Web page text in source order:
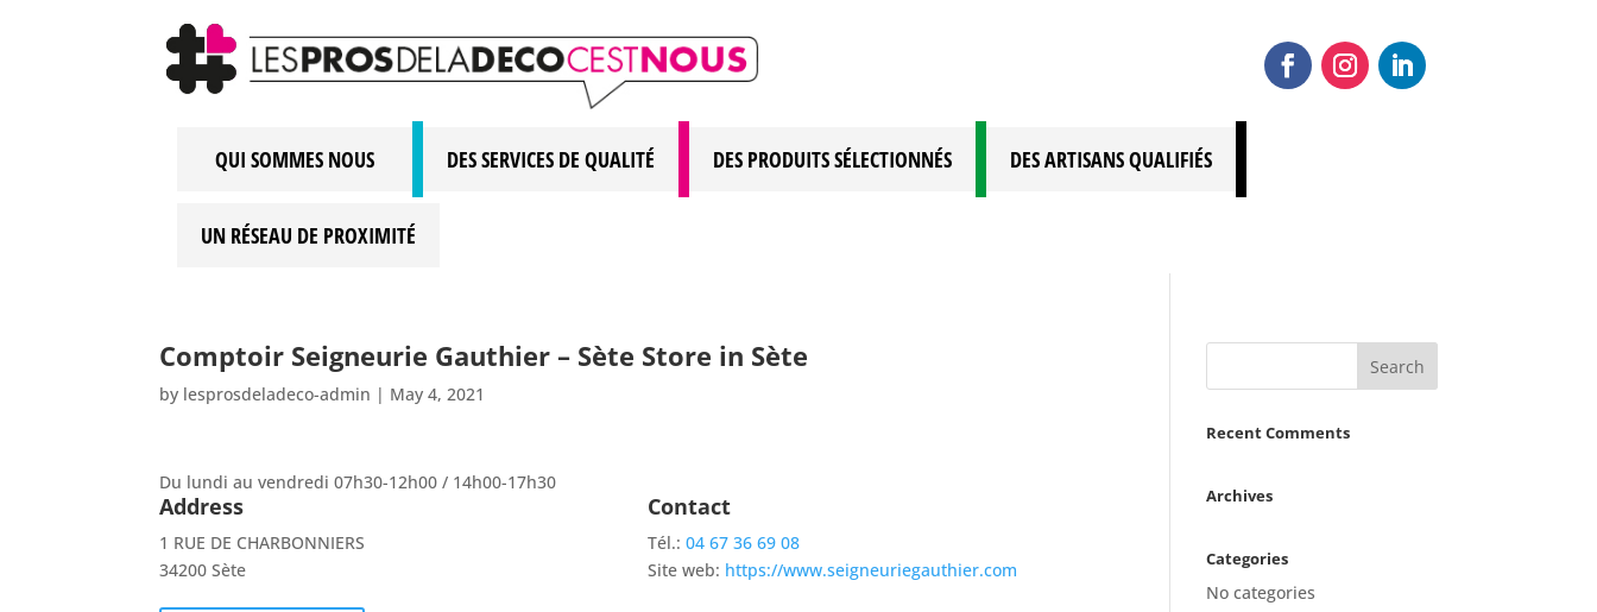
QUI SOMMES NOUS DES SERVICES DE QUALITÉ DES PRODUITS SÉLECTIONNÉS DES ARTISANS QUALIFIÉS
UN RÉSEAU DE PROXIMITÉ
Comptoir Seigneurie Gauthier – Sète Store in Sète
by lesprosdeladeco-admin | May 4, 2021
Du lundi au vendredi 07h30-12h00 / 14h00-17h30
Address
1 RUE DE CHARBONNIERS
34200 Sète
Contact
Tél.:04 67 36 69 08
Site web: https://www.seigneuriegauthier.com
Recent Comments
Archives
Categories
No categories